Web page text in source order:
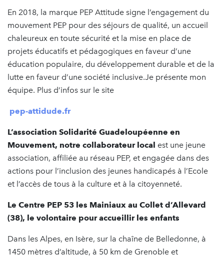
En 2018, la marque PEP Attitude signe l’engagement du
mouvement PEP pour des séjours de qualité, un accueil
chaleureux en toute sécurité et la mise en place de
projets éducatifs et pédagogiques en faveur d’une
éducation populaire, du développement durable et de la
lutte en faveur d’une société inclusive.Je présente mon
équipe. Plus d’infos sur le site
pep-attidude.fr
L’association Solidarité Guadeloupéenne en
Mouvement, notre collaborateur local est une jeune
association, affiliée au réseau PEP, et engagée dans des
actions pour l’inclusion des jeunes handicapés à l’Ecole
et l’accès de tous à la culture et à la citoyenneté.
Le Centre PEP 53 les Mainiaux au Collet d’Allevard
(38), le volontaire pour accueillir les enfants
Dans les Alpes, en Isère, sur la chaîne de Belledonne, à
1450 mètres d’altitude, à 50 km de Grenoble et